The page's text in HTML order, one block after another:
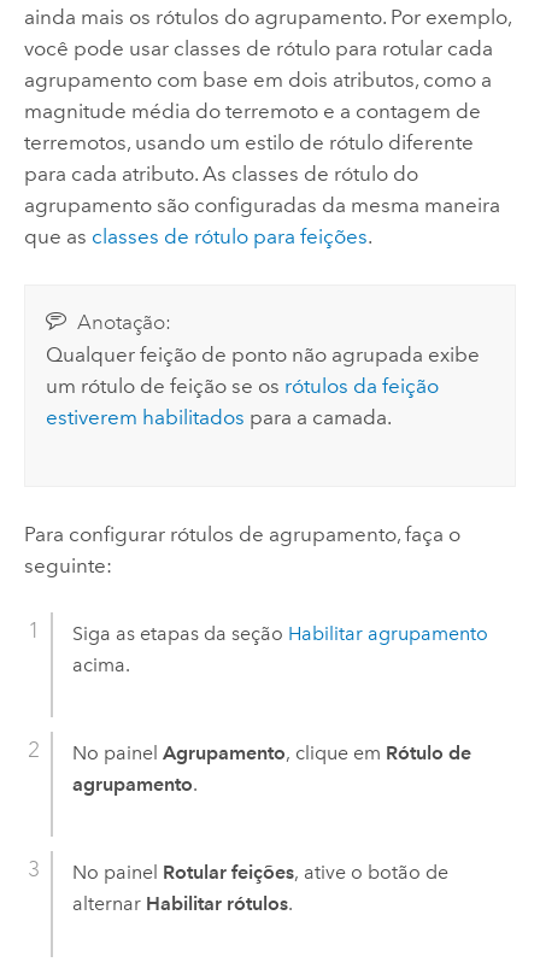
ainda mais os rótulos do agrupamento. Por exemplo,
você pode usar classes de rótulo para rotular cada
agrupamento com base em dois atributos, como a
magnitude média do terremoto e a contagem de
terremotos, usando um estilo de rótulo diferente
para cada atributo. As classes de rótulo do
agrupamento são configuradas da mesma maneira
que as classes de rótulo para feições.
Anotação:
Qualquer feição de ponto não agrupada exibe
um rótulo de feição se os rótulos da feição
estiverem habilitados para a camada.
Para configurar rótulos de agrupamento, faça o
seguinte:
Siga as etapas da seção Habilitar agrupamento
acima.
No painel Agrupamento, clique em Rótulo de
agrupamento.
No painel Rotular feições, ative o botão de
alternar Habilitar rótulos.